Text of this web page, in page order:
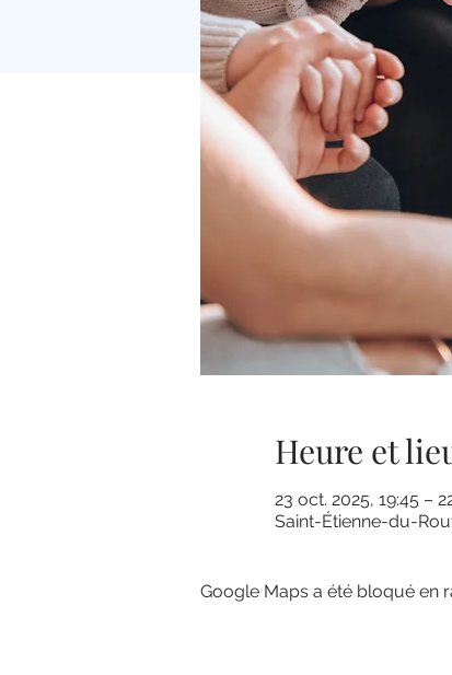
Heure et
23 oct. 2025, 19:45 –
Saint-Étienne-du-
Google Maps a été bloqué en